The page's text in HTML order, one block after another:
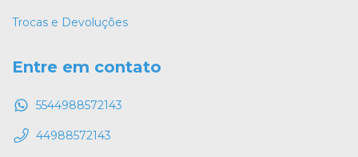
Trocas e Devoluções
Entre em contato
5544988572143
44988572143